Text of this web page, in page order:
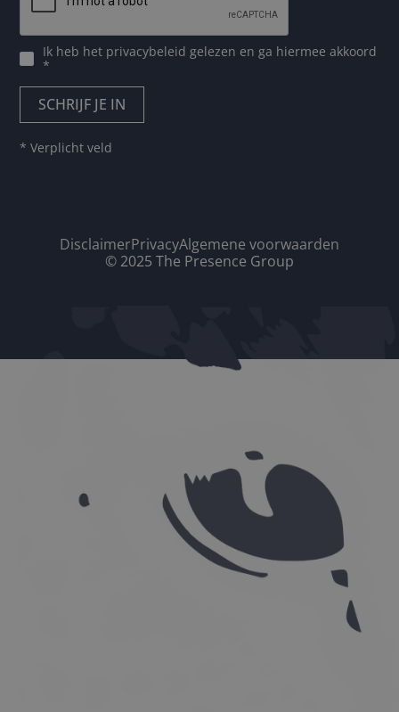
Ik heb het privacybeleid gelezen en ga hiermee akkoord
*
* Verplicht veld
DisclaimerPrivacyAlgemene voorwaarden
© 2025 The Presence Group